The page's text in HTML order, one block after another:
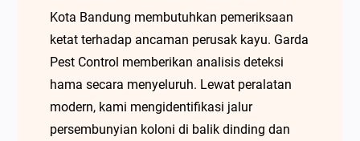
Kota Bandung membutuhkan pemeriksaan
ketat terhadap ancaman perusak kayu. Garda
Pest Control memberikan analisis deteksi
hama secara menyeluruh. Lewat peralatan
modern, kami mengidentifikasi jalur
persembunyian koloni di balik dinding dan